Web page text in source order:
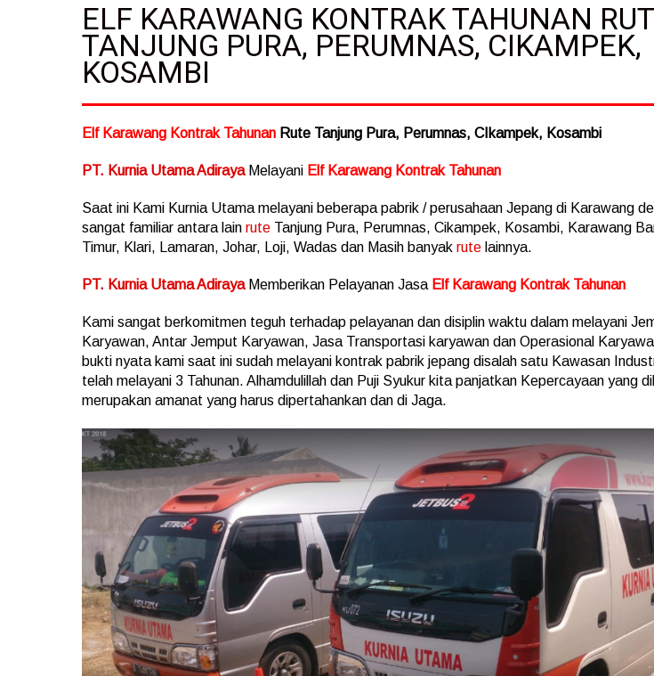
ELF KARAWANG KONTRAK TAHUNAN
TANJUNG PURA, PERUMNAS, CIKAMPEK,
KOSAMBI
Elf Karawang Kontrak Tahunan Rute Tanjung Pura, Perumnas, CIkampek, Kosambi
PT. Kurnia Utama AdirayaMelayani Elf Karawang Kontrak Tahunan
Saat ini Kami Kurnia Utama melayani beberapa pabrik / perusahaan Jepang di Karawang
sangat familiar antara lain rute Tanjung Pura, Perumnas, Cikampek, Kosambi, Karawang
Timur, Klari, Lamaran, Johar, Loji, Wadas dan Masih banyak rute lainnya.
PT. Kurnia Utama AdirayaMemberikan Pelayanan Jasa Elf Karawang Kontrak Tahunan
Kami sangat berkomitmen teguh terhadap pelayanan dan disiplin waktu dalam melayani
Karyawan, Antar Jemput Karyawan, Jasa Transportasi karyawan dan Operasional
bukti nyata kami saat ini sudah melayani kontrak pabrik jepang disalah satu Kawasan
telah melayani 3 Tahunan. Alhamdulillah dan Puji Syukur kita panjatkan Kepercayaan yang
merupakan amanat yang harus dipertahankan dan di Jaga.